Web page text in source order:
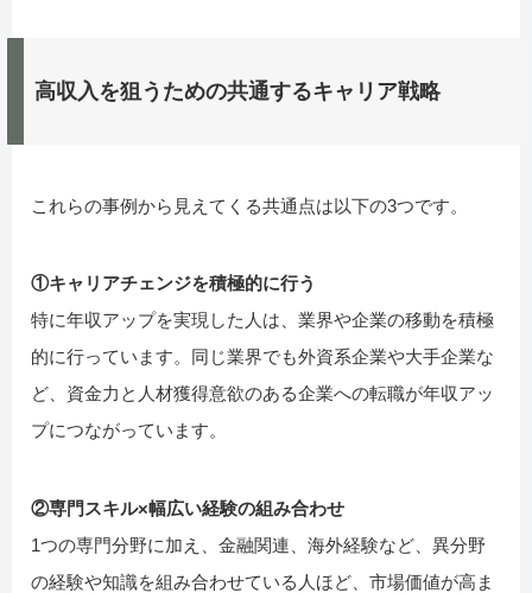
高収入を狙うための共通するキャリア戦略
これらの事例から見えてくる共通点は以下の3つです。
①キャリアチェンジを積極的に行う
特に年収アップを実現した人は、業界や企業の移動を積極
的に行っています。同じ業界でも外資系企業や大手企業な
ど、資金力と人材獲得意欲のある企業への転職が年収アッ
プにつながっています。
②専門スキル×幅広い経験の組み合わせ
1つの専門分野に加え、金融関連、海外経験など、異分野
の経験や知識を組み合わせている人ほど、市場価値が高ま